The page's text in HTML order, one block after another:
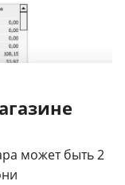
может быть 2